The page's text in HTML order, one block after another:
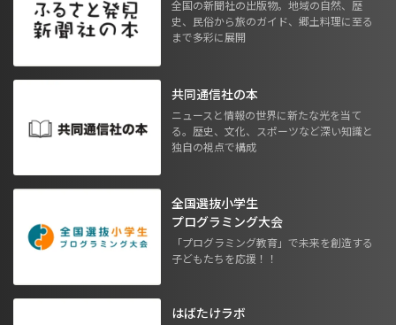
全国の新聞社の出版物。地域の自然、歴
史、民俗から旅のガイド、郷土料理に至る
まで多彩に展開
共同通信社の本
ニュースと情報の世界に新たな光を当て
る。歴史、文化、スポーツなど深い知識と
独自の視点で構成
全国選抜小学生
プログラミング大会
「プログラミング教育」で未来を創造する
子どもたちを応援！！
はばたけラボ